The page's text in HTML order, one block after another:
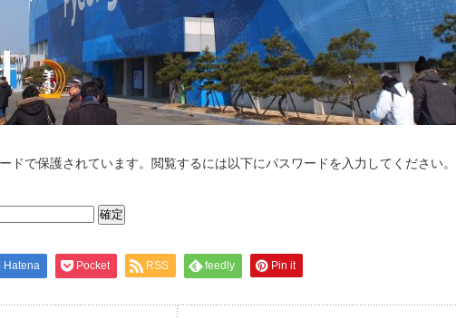
ドで保護されています。閲覧するには以下にパスワードを入力してください。
Hatena Pocket RSS feedly Pin it